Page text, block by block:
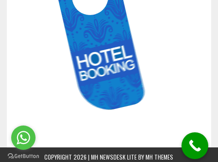
COPYRIGHT 2026 | MH NEWSDESK LITE BYMH THEMES